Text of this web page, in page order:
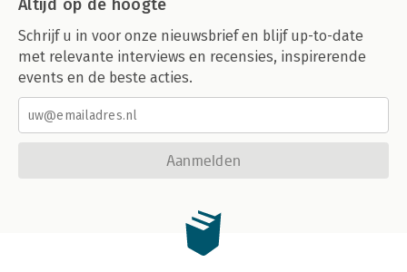
Altijd op de hoogte
Schrijf u in voor onze nieuwsbrief en blijf up-to-date
met relevante interviews en recensies, inspirerende
events en de beste acties.
Aanmelden